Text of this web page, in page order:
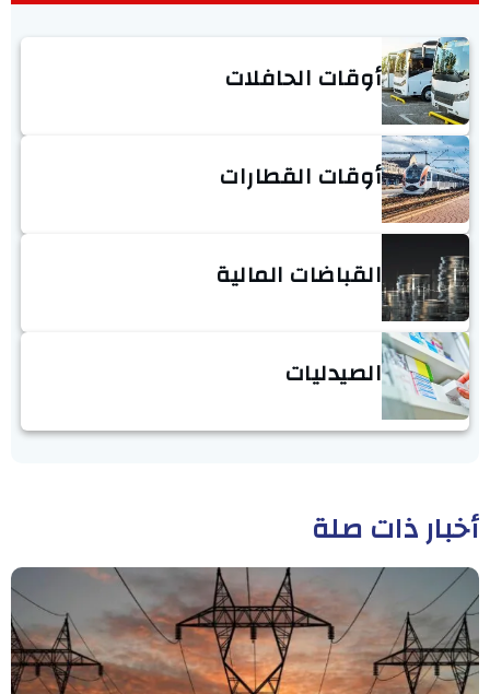
أوقات الحافلات
أوقات القطارات
القباضات المالية
الصيدليات
أخبار ذات صلة